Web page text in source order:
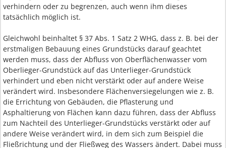
verhindern oder zu begrenzen, auch wenn ihm dieses
tatsächlich möglich ist.
Gleichwohl beinhaltet § 37 Abs. 1 Satz 2 WHG, dass z. B. bei der
erstmaligen Bebauung eines Grundstücks darauf geachtet
werden muss, dass der Abfluss von Oberflächenwasser vom
Oberlieger-Grundstück auf das Unterlieger-Grundstück
verhindert und eben nicht verstärkt oder auf andere Weise
verändert wird. Insbesondere Flächenversiegelungen wie z. B.
die Errichtung von Gebäuden, die Pflasterung und
Asphaltierung von Flächen kann dazu führen, dass der Abfluss
zum Nachteil des Unterlieger-Grundstücks verstärkt oder auf
andere Weise verändert wird, in dem sich zum Beispiel die
Fließrichtung und der Fließweg des Wassers ändert. Dabei muss